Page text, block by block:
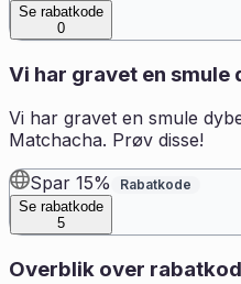
Se rabatkode
0
Vi har gravet en smule
Vi har gravet en smule
Matchacha. Prøv disse!
Spar 15%
Rabatkode
Se rabatkode
5
Overblik over